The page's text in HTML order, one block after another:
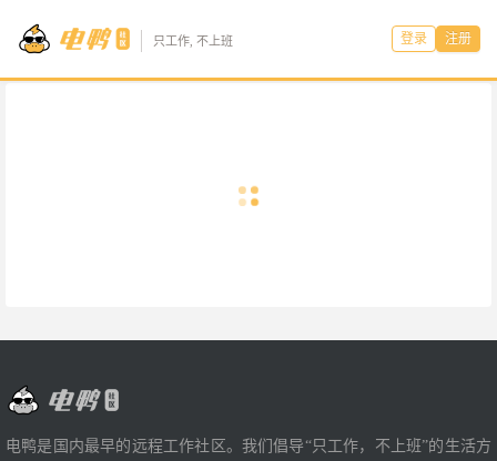
只工作, 不上班 登录 注册
电鸭是国内最早的远程工作社区。我们倡导“只工作，不上班”的生活方